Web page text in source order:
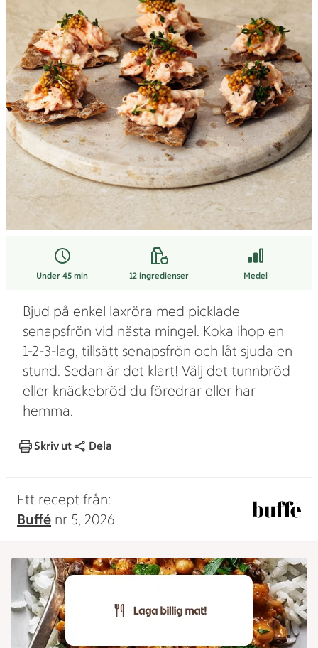
Under 45 min 12 ingredienser Medel
Bjud på enkel laxröra med picklade
senapsfrön vid nästa mingel. Koka ihop en
1-2-3-lag, tillsätt senapsfrön och låt sjuda en
stund. Sedan är det klart! Välj det tunnbröd
eller knäckebröd du föredrar eller har
hemma.
Skriv ut Dela
Ett recept från:
Buffé nr 5, 2026